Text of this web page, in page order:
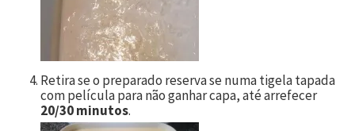
Retira se o preparado reserva se numa tigela tapada
com película para não ganhar capa, até arrefecer
20/30 minutos.